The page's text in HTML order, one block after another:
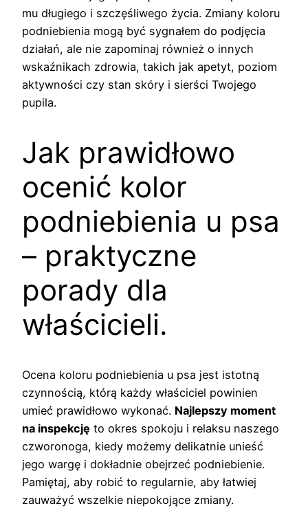
mu długiego i szczęśliwego życia. Zmiany koloru
podniebienia mogą być sygnałem do podjęcia
działań, ale nie zapominaj również o innych
wskaźnikach zdrowia, takich jak apetyt, poziom
aktywności czy stan skóry i sierści Twojego
pupila.
Jak prawidłowo
ocenić kolor
podniebienia u psa
– praktyczne
porady dla
właścicieli.
Ocena koloru podniebienia u psa jest istotną
czynnością, którą każdy właściciel powinien
umieć prawidłowo wykonać. Najlepszy moment
na inspekcję to okres spokoju i relaksu naszego
czworonoga, kiedy możemy delikatnie unieść
jego wargę i dokładnie obejrzeć podniebienie.
Pamiętaj, aby robić to regularnie, aby łatwiej
zauważyć wszelkie niepokojące zmiany.